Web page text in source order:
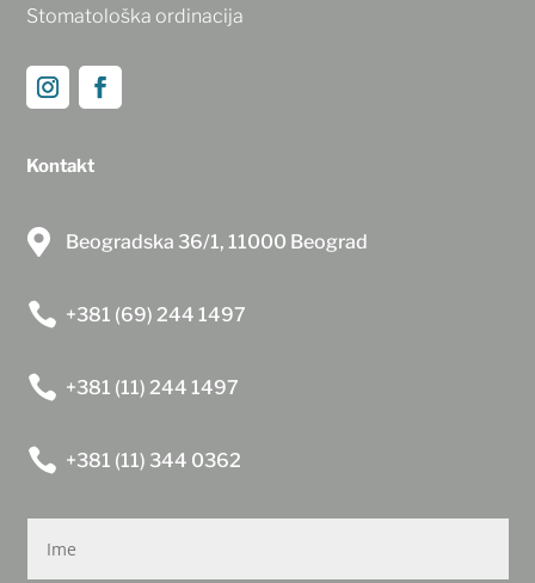
Stomatološka ordinacija
Kontakt
 Beogradska 36/1, 11000 Beograd
 +381 (69) 244 1497
 +381 (11) 244 1497
 +381 (11) 344 0362